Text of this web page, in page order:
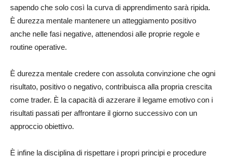
sapendo che solo così la curva di apprendimento sarà ripida.
È durezza mentale mantenere un atteggiamento positivo
anche nelle fasi negative, attenendosi alle proprie regole e
routine operative.
È durezza mentale credere con assoluta convinzione che ogni
risultato, positivo o negativo, contribuisca alla propria crescita
come trader. È la capacità di azzerare il legame emotivo con i
risultati passati per affrontare il giorno successivo con un
approccio obiettivo.
È infine la disciplina di rispettare i propri principi e procedure